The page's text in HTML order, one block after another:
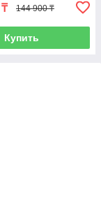
₸ 144 900 ₸
Купить